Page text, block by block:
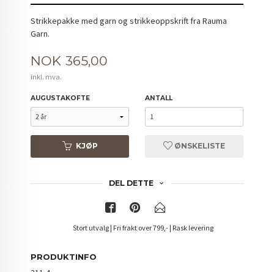
Strikkepakke med garn og strikkeoppskrift fra Rauma
Garn.
Pris
NOK 365,00
inkl. mva.
AUGUSTAKOFTE ANTALL
KJØP ØNSKELISTE
DEL DETTE
Stort utvalg | Fri frakt over 799,- | Rask levering
PRODUKTINFO